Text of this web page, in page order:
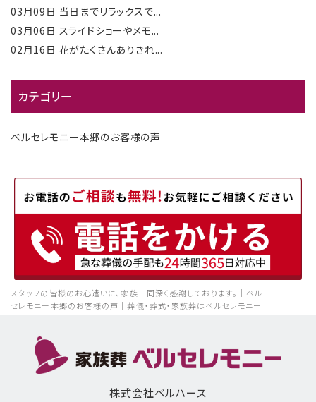
スタッフの皆様のお心遣いに、家族一同深く感謝しております。｜ベル
セレモニー本郷のお客様の声｜葬儀・葬式・家族葬はベルセレモニー
03月09日 当日までリラックスで...
03月06日 スライドショーやメモ...
02月16日 花がたくさんありきれ...
カテゴリー
ベルセレモニー本郷のお客様の声
株式会社ベルハース